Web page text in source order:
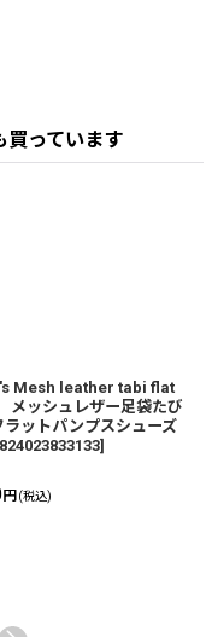
買っています
Mesh leather tabi flat
ッシュレザー足袋たび
ラットパンプスシューズ
]
円 (税込)